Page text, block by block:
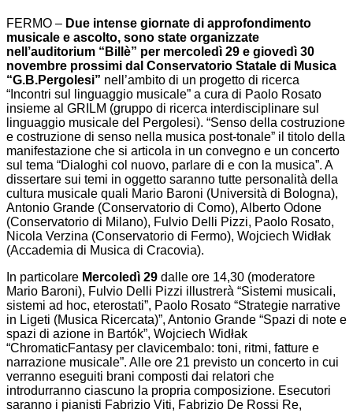
FERMO – Due intense giornate di approfondimento
musicale e ascolto, sono state organizzate
nell’auditorium “Billè” per mercoledì 29 e giovedì 30
novembre prossimi dal Conservatorio Statale di Musica
“G.B.Pergolesi” nell’ambito di un progetto di ricerca
“Incontri sul linguaggio musicale” a cura di Paolo Rosato
insieme al GRILM (gruppo di ricerca interdisciplinare sul
linguaggio musicale del Pergolesi). “Senso della costruzione
e costruzione di senso nella musica post-tonale” il titolo della
manifestazione che si articola in un convegno e un concerto
sul tema “Dialoghi col nuovo, parlare di e con la musica”. A
dissertare sui temi in oggetto saranno tutte personalità della
cultura musicale quali Mario Baroni (Università di Bologna),
Antonio Grande (Conservatorio di Como), Alberto Odone
(Conservatorio di Milano), Fulvio Delli Pizzi, Paolo Rosato,
Nicola Verzina (Conservatorio di Fermo), Wojciech Widłak
(Accademia di Musica di Cracovia).
In particolare Mercoledì 29 dalle ore 14,30 (moderatore
Mario Baroni), Fulvio Delli Pizzi illustrerà “Sistemi musicali,
sistemi ad hoc, eterostati”, Paolo Rosato “Strategie narrative
in Ligeti (Musica Ricercata)”, Antonio Grande “Spazi di note e
spazi di azione in Bartók”, Wojciech Widłak
“ChromaticFantasy per clavicembalo: toni, ritmi, fatture e
narrazione musicale”. Alle ore 21 previsto un concerto in cui
verranno eseguiti brani composti dai relatori che
introdurranno ciascuno la propria composizione. Esecutori
saranno i pianisti Fabrizio Viti, Fabrizio De Rossi Re,